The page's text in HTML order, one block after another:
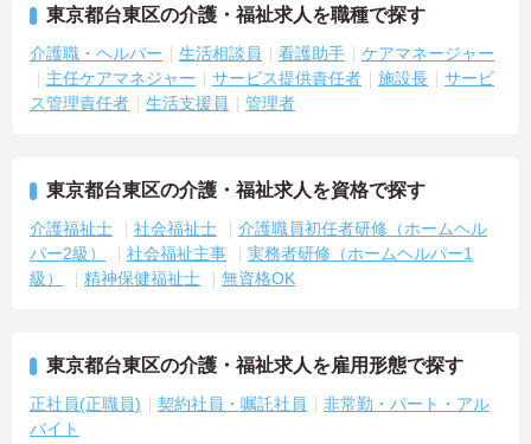
東京都台東区の介護・福祉求人を職種で探す
介護職・ヘルパー 生活相談員 看護助手
ケアマネージャー
主任ケアマネジャー
サービス提供責任者 施設長
サービ
ス管理責任者
生活支援員 管理者
東京都台東区の介護・福祉求人を資格で探す
介護福祉士 社会福祉士
介護職員初任者研修（ホームヘル
パー2級）
社会福祉主事
実務者研修（ホームヘルパー1
級）
精神保健福祉士 無資格OK
東京都台東区の介護・福祉求人を雇用形態で探す
正社員(正職員) 契約社員・嘱託社員
非常勤・パート・アル
バイト